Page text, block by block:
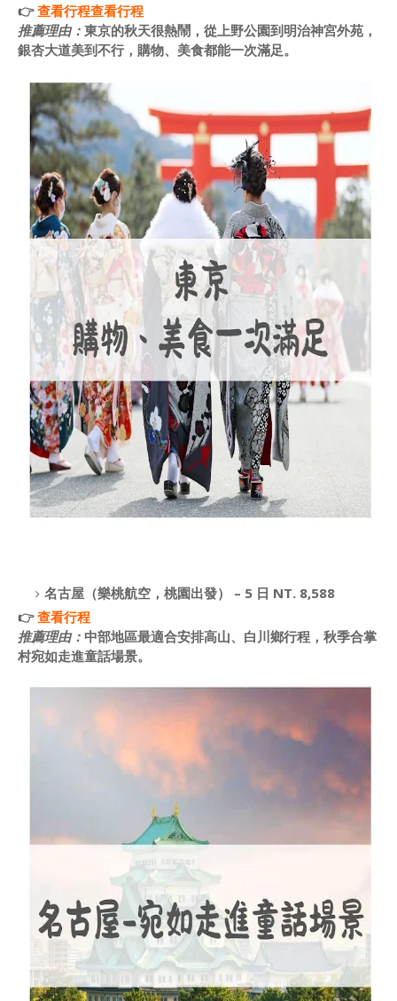
👉查看行程查看行程
推薦理由： 東京的秋天很熱鬧，從上野公園到明治神宮外苑，
銀杏大道美到不行，購物、美食都能一次滿足。
名古屋（樂桃航空，桃園出發） – 5 日 NT. 8,588
👉查看行程
推薦理由： 中部地區最適合安排高山、白川鄉行程，秋季合掌
村宛如走進童話場景。